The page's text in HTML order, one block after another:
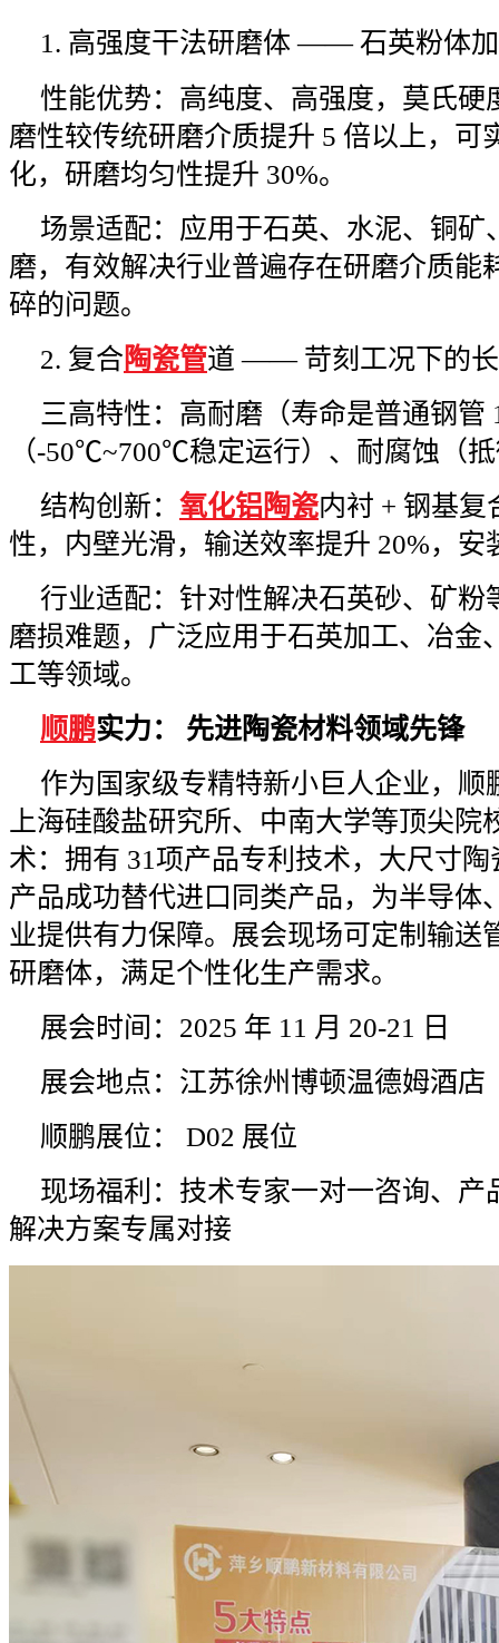
1. 高强度干法研磨体 —— 石英粉体
性能优势：高纯度、高强度，莫氏硬
磨性较传统研磨介质提升 5 倍以上，可
化，研磨均匀性提升 30%。
场景适配：应用于石英、水泥、铜矿
磨，有效解决行业普遍存在研磨介质能
碎的问题。
2. 复合陶瓷管道 —— 苛刻工况下的
三高特性：高耐磨（寿命是普通钢管
（-50℃~700℃稳定运行）、耐腐蚀（
结构创新： 氧化铝陶瓷内衬 + 钢基复
性，内壁光滑，输送效率提升 20%，安
行业适配：针对性解决石英砂、矿粉
磨损难题，广泛应用于石英加工、冶金
工等领域。
顺鹏实力： 先进陶瓷材料领域先锋
作为国家级专精特新小巨人企业，顺
上海硅酸盐研究所、中南大学等顶尖院
术：拥有 31项产品专利技术，大尺寸
产品成功替代进口同类产品，为半导体
业提供有力保障。展会现场可定制输送
研磨体，满足个性化生产需求。
展会时间：2025 年 11 月 20-21 日
展会地点：江苏徐州博顿温德姆酒店
顺鹏展位： D02 展位
现场福利：技术专家一对一咨询、产
解决方案专属对接